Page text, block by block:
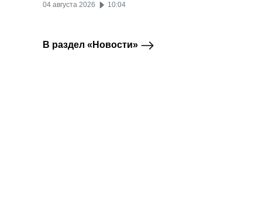
04 августа 2026 10:04
В раздел «Новости»